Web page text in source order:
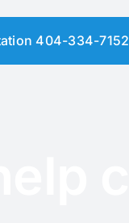
404-334-7152